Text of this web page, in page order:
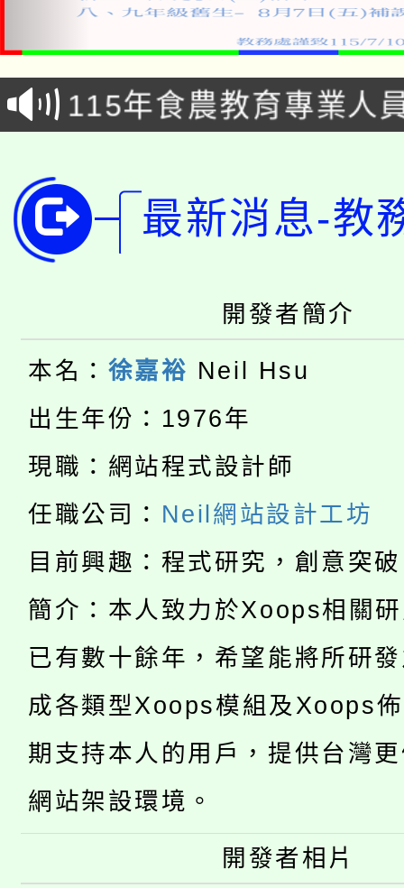
淨零綠生活教案入校路
會
115年食農教育專業人
學期銜接期間理賠案件
學籍身 分審查程序及
版
淨零綠領人才培育課程
公告本校115學年度第
桃園市115學年度學生
生本土語及新住民語歌
公告本校115學年度第
代理(課)教師甄選結果(
公告本校115學年度第
代理(課)教師甄選結果(
轉知中國文化大學推廣
《TA101》溝通分析基
程，歡迎學生輔導中心
心理、諮商輔導、社會
系所師生報名參加。
淨零綠生活教案入校路
會
115年食農教育專業人
程
學期銜接期間理賠案件
學籍身 分審查程序及
版
「2026金融保險知識
桃園市115學年度學生
生本土語及新住民語歌
公告本校115學年度第
代理(課)教師甄選結果
公告本校115學年度第
最新消息-教
開發者簡介
本名： 徐嘉裕 Neil Hsu
出生年份：1976年
現職：網站程式設計師
任職公司： Neil網站設計工坊
目前興趣：程式研究，創意突
簡介：本人致力於Xoops相關
已有數十餘年，希望能將所研
成各類型Xoops模組及Xoops
期支持本人的用戶，提供台灣
網站架設環境。
開發者相片